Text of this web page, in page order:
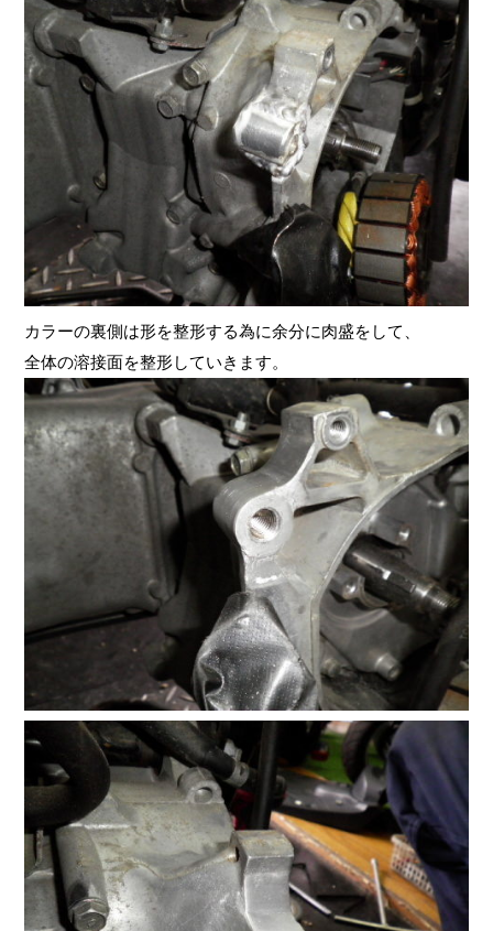
カラーの裏側は形を整形する為に余分に肉盛をして、
全体の溶接面を整形していきます。